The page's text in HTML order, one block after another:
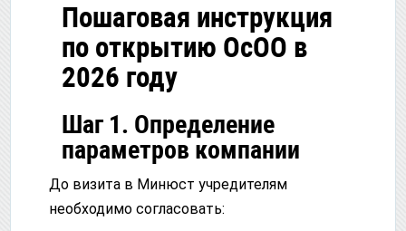
Пошаговая инструкция
по открытию ОсОО в
2026 году
Шаг 1. Определение
параметров компании
До визита в Минюст учредителям
необходимо согласовать: